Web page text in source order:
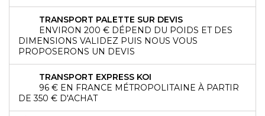
TRANSPORT PALETTE SUR DEVIS
ENVIRON 200 € DÉPEND DU POIDS ET DES
DIMENSIONS VALIDEZ PUIS NOUS VOUS
PROPOSERONS UN DEVIS
TRANSPORT EXPRESS KOI
96 € EN FRANCE MÉTROPOLITAINE À PARTIR
DE 350 € D'ACHAT